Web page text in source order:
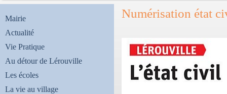
Mairie
Actualité
Vie Pratique
Au détour de Lérouville
Les écoles
La vie au village
Numérisation état